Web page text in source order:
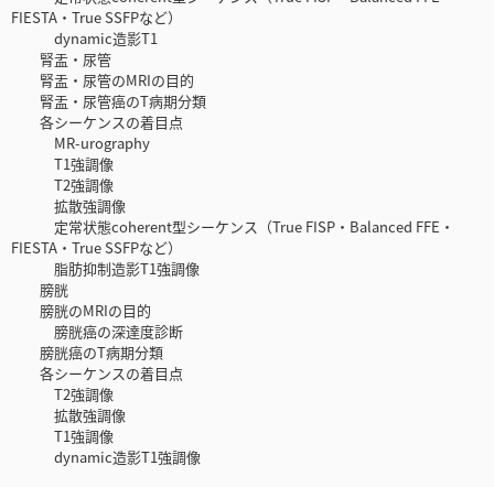
FIESTA・True SSFPなど）
dynamic造影T1
腎盂・尿管
腎盂・尿管のMRIの目的
腎盂・尿管癌のT病期分類
各シーケンスの着目点
MR-urography
T1強調像
T2強調像
拡散強調像
定常状態coherent型シーケンス（True FISP・Balanced FFE・
FIESTA・True SSFPなど）
脂肪抑制造影T1強調像
膀胱
膀胱のMRIの目的
膀胱癌の深達度診断
膀胱癌のT病期分類
各シーケンスの着目点
T2強調像
拡散強調像
T1強調像
dynamic造影T1強調像